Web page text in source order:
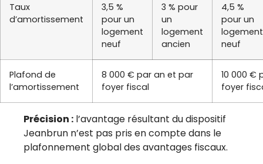
Taux
d’amortissement
3,5 %
pour un
logement
neuf
3 % pour
un
logement
ancien
4,5 %
pour un
logement
neuf
Plafond de
l’amortissement
8 000 € par an et par
foyer fiscal
10 000 €
foyer
Précision : l’avantage résultant du dispositif
Jeanbrun n’est pas pris en compte dans le
plafonnement global des avantages fiscaux.